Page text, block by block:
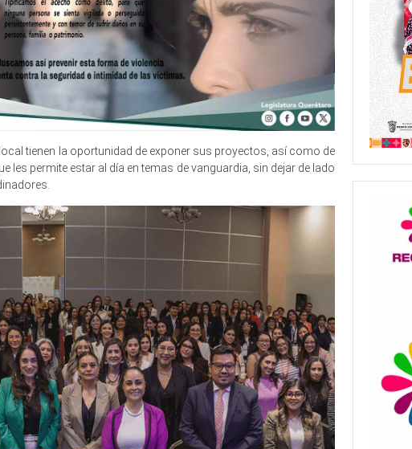
tienen la oportunidad de exponer sus proyectos, así como de
les permite estar al día en temas de vanguardia, sin dejar de lado